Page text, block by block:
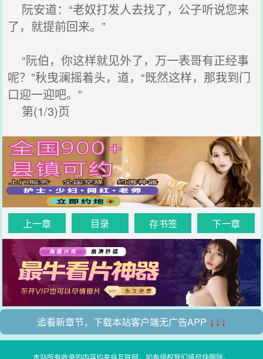
阮安道：“老奴打发人去找了，公子听说您来
了，就提前回来。”
“阮伯，你这样就见外了，万一表哥有正经事
呢？”秋曳澜摇着头，道，“既然这样，那我到门
口迎一迎吧。”
第(1/3)页
上一章 目录 存书签 下一章
追看新章节，下载本站客户端无广告APP ↓↓↓
本站所有收录的内容均来自互联网，如有侵权我们将尽快删除。